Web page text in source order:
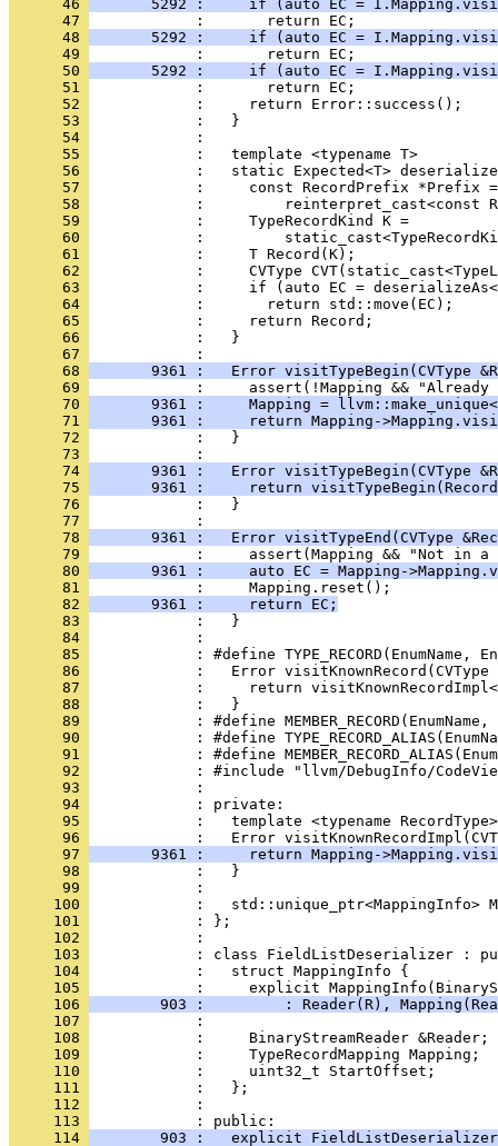
      46
5292 :     if (auto EC =
      47
      48
5292 :     if (auto EC =
      49
      50
5292 :     if (auto EC =
      51
      52
      53
      54
      55
      56
      57
      58
      59
      60
      61
      62
      63
      64
      65
      66
            :   }
      67
      68
9361 :   Error visitTypeBegin(CVType
      69
      70
9361 :     Mapping =
      71
9361 :     return Mapping-
      72
            :   }
      73
      74
9361 :   Error visitTypeBegin(CVType
      75
9361 :     return
      76
            :   }
      77
      78
9361 :   Error visitTypeEnd(CVType
      79
      80
9361 :     auto EC = Mapping-
      81
      82
       9361 :     return EC;
      83
      84
      85
      86
      87
      88
      89
      90
      91
      92
      93
      94
      95
      96
      97
9361 :     return Mapping-
      98
      99
     100
     101
     102
     103
     104
     105
     106
903 :         : Reader(R),
     107
     108
     109
     110
     111
     112
     113
     114
903 :   explicit